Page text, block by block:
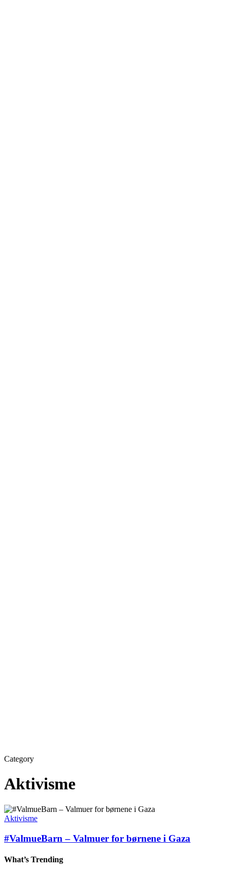
Category
Aktivisme
Aktivisme
#ValmueBarn – Valmuer for børnene i Gaza
What’s Trending